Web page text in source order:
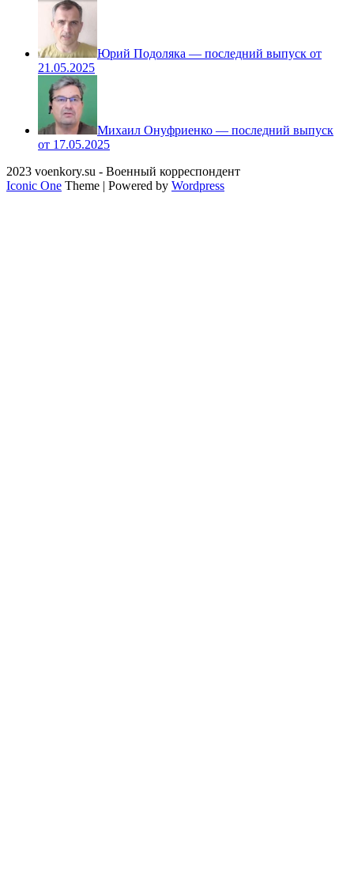
Юрий Подоляка — последний выпуск от
21.05.2025
Михаил Онуфриенко — последний выпуск
от 17.05.2025
2023 voenkory.su - Военный корреспондент
Iconic One Theme | Powered by Wordpress